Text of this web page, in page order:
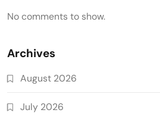
No comments to show.
Archives
August 2026
July 2026